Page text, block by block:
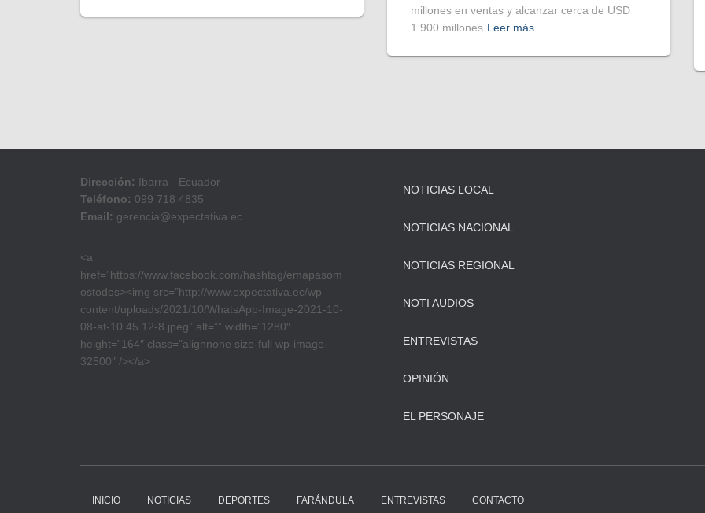
millones en ventas y alcanzar cerca de USD
1.900 millones Leer más
Dirección: Ibarra - Ecuador
Teléfono: 099 718 4835
Email: gerencia@expectativa.ec
<a
href=”https://www.facebook.com/hashtag/emapasom
ostodos><img src=”http://www.expectativa.ec/wp-
content/uploads/2021/10/WhatsApp-Image-2021-10-
08-at-10.45.12-8.jpeg” alt=”” width=”1280″
height=”164″ class=”alignnone size-full wp-image-
32500″ /></a>
NOTICIAS LOCAL
NOTICIAS NACIONAL
NOTICIAS REGIONAL
NOTI AUDIOS
ENTREVISTAS
OPINIÓN
EL PERSONAJE
INICIO NOTICIAS DEPORTES FARÁNDULA ENTREVISTAS CONTACTO